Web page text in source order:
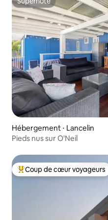
Superhôte
Hébergement ⋅ Lancelin
Pieds nus sur O'Neil
Coups de cœur voyageurs
Coup de cœur voyageurs